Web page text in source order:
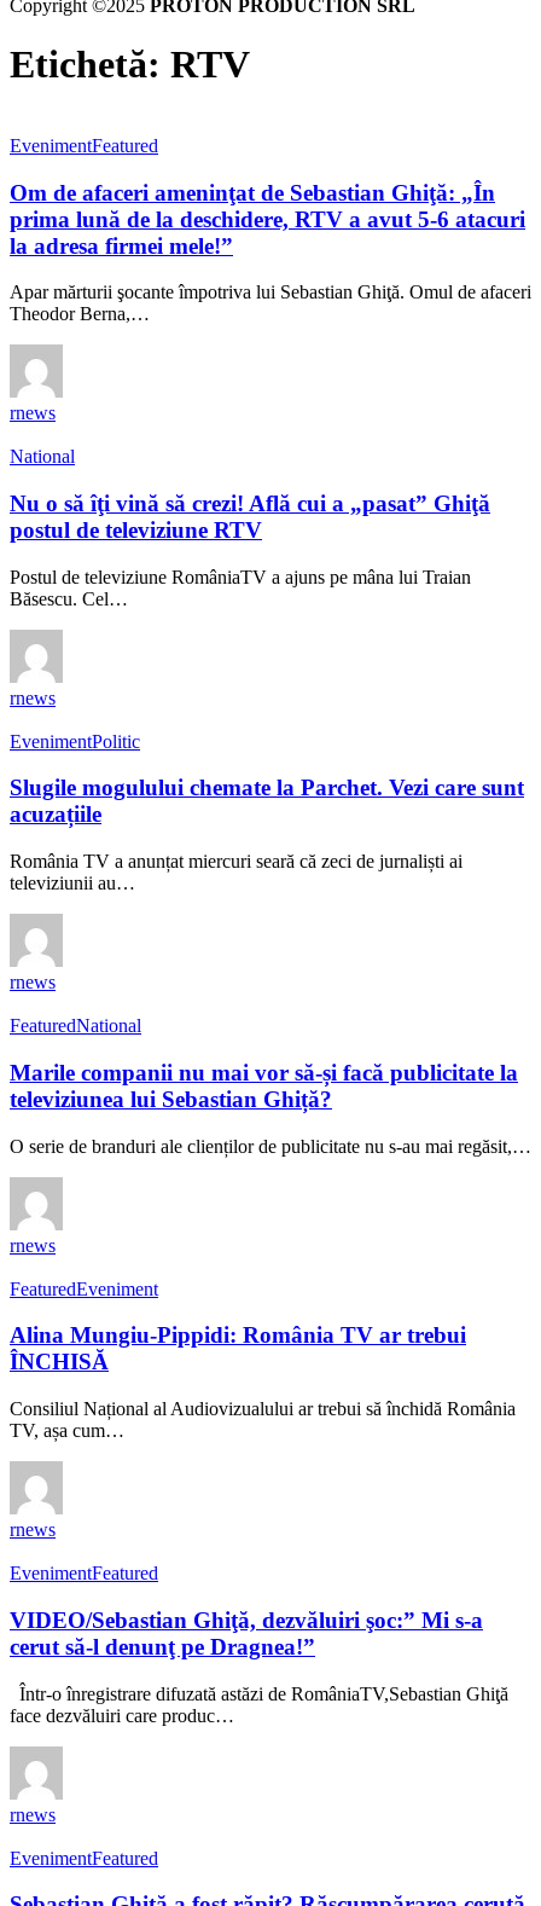
Copyright ©2025 PROTON PRODUCTION SRL
Etichetă: RTV
EvenimentFeatured
Om de afaceri ameninţat de Sebastian Ghiţă: „În
prima lună de la deschidere, RTV a avut 5-6 atacuri
la adresa firmei mele!”
Apar mărturii şocante împotriva lui Sebastian Ghiţă. Omul de afaceri
Theodor Berna,…
rnews
National
Nu o să îţi vină să crezi! Află cui a „pasat” Ghiţă
postul de televiziune RTV
Postul de televiziune RomâniaTV a ajuns pe mâna lui Traian
Băsescu. Cel…
rnews
EvenimentPolitic
Slugile mogulului chemate la Parchet. Vezi care sunt
acuzațiile
România TV a anunțat miercuri seară că zeci de jurnaliști ai
televiziunii au…
rnews
FeaturedNational
Marile companii nu mai vor să-și facă publicitate la
televiziunea lui Sebastian Ghiță?
O serie de branduri ale clienților de publicitate nu s-au mai regăsit,…
rnews
FeaturedEveniment
Alina Mungiu-Pippidi: România TV ar trebui
ÎNCHISĂ
Consiliul Național al Audiovizualului ar trebui să închidă România
TV, așa cum…
rnews
EvenimentFeatured
VIDEO/Sebastian Ghiţă, dezvăluiri şoc:” Mi s-a
cerut să-l denunţ pe Dragnea!”
Într-o înregistrare difuzată astăzi de RomâniaTV,Sebastian Ghiţă
face dezvăluiri care produc…
rnews
EvenimentFeatured